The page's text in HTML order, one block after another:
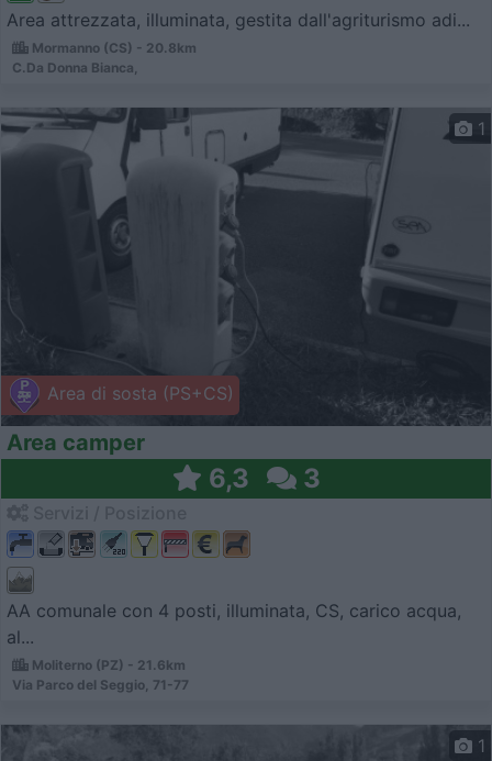
Area attrezzata, illuminata, gestita dall'agriturismo adi...
Mormanno (CS) - 20.8km
C.Da Donna Bianca,
Area di sosta (PS+CS)
1
Area camper
6,3 3
AA comunale con 4 posti, illuminata, CS, carico acqua,
al...
Moliterno (PZ) - 21.6km
Via Parco del Seggio, 71-77
1